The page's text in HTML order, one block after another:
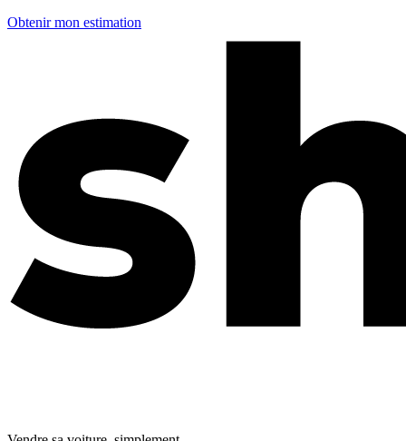
Obtenir mon estimation